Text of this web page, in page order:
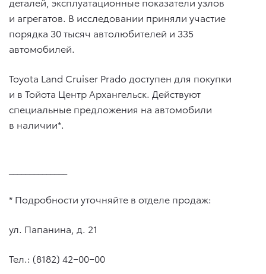
и агрегатов. В исследовании приняли участие
порядка 30 тысяч автолюбителей и 335
автомобилей.
Toyota Land Cruiser Prado доступен для покупки
и в Тойота Центр Архангельск. Действуют
специальные предложения на автомобили
в наличии*.
* Подробности уточняйте в отделе продаж:
ул. Папанина, д. 21
Тел.: (8182) 42−00−00